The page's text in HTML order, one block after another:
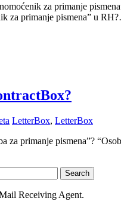
za primanje
za primanje pismena” u
LetterBox, LetterBox
za primanje pismena”?
Search
Receiving Agent.